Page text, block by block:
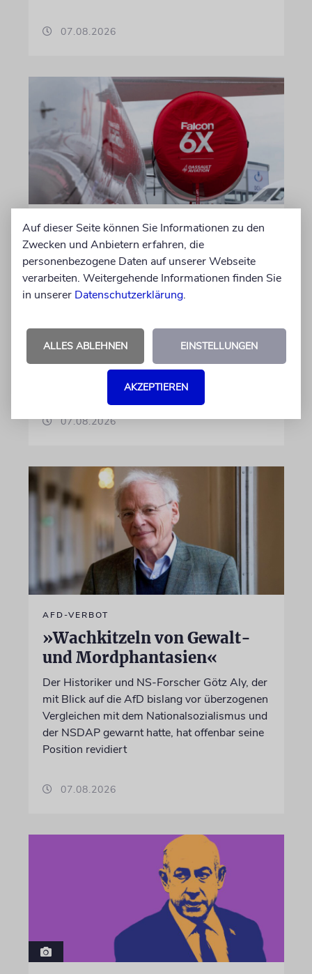
07.08.2026
DUBLIN
Wegen Israel-Boykott:
Irisches Regierungsflugzeug
kann nicht mehr im Nebel
Beim Kauf der Maschine wurde bewusst auf
das System »FalconEye« verzichtet, weil der
israelische Rüstungskonzern Elbit Systems an
dem Produkt beteiligt ist
07.08.2026
AFD-VERBOT
»Wachkitzeln von Gewalt-
und Mordphantasien«
Der Historiker und NS-Forscher Götz Aly, der
mit Blick auf die AfD bislang vor überzogenen
Vergleichen mit dem Nationalsozialismus und
der NSDAP gewarnt hatte, hat offenbar seine
Position revidiert
07.08.2026
Auf dieser Seite können Sie Informationen zu den
Zwecken und Anbietern erfahren, die
personenbezogene Daten auf unserer Webseite
verarbeiten. Weitergehende Informationen finden Sie
in unserer Datenschutzerklärung.
ALLES ABLEHNEN EINSTELLUNGEN
AKZEPTIEREN